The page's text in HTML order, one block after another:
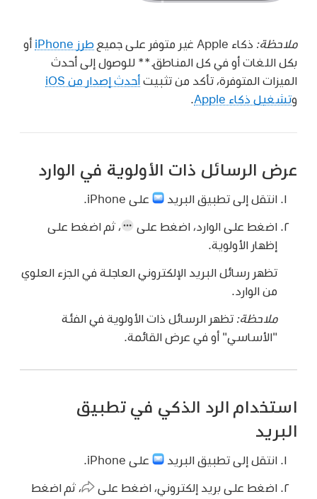
ملاحظة: ذكاء Apple غير متوفر على جميع طرز iPhone
أو
بكل اللغات أو في كل المناطق.** للوصول إلى أحدث
الميزات المتوفرة، تأكد من تثبيت أحدث إصدار من iOS
وتشغيل ذكاء Apple
عرض الرسائل ذات الأولوية في الوارد
انتقل إلى تطبيق البريد على iPhone.
اضغط على الوارد، اضغط على ، ثم اضغط على
إظهار الأولوية.
تظهر رسائل البريد الإلكتروني العاجلة في الجزء العلوي
من الوارد.
ملاحظة:تظهر الرسائل ذات الأولوية في الفئة
"الأساسي" أو في عرض القائمة.
استخدام الرد الذكي في تطبيق
البريد
انتقل إلى تطبيق البريد على iPhone.
اضغط على بريد إلكتروني، اضغط على ،ثم اضغط